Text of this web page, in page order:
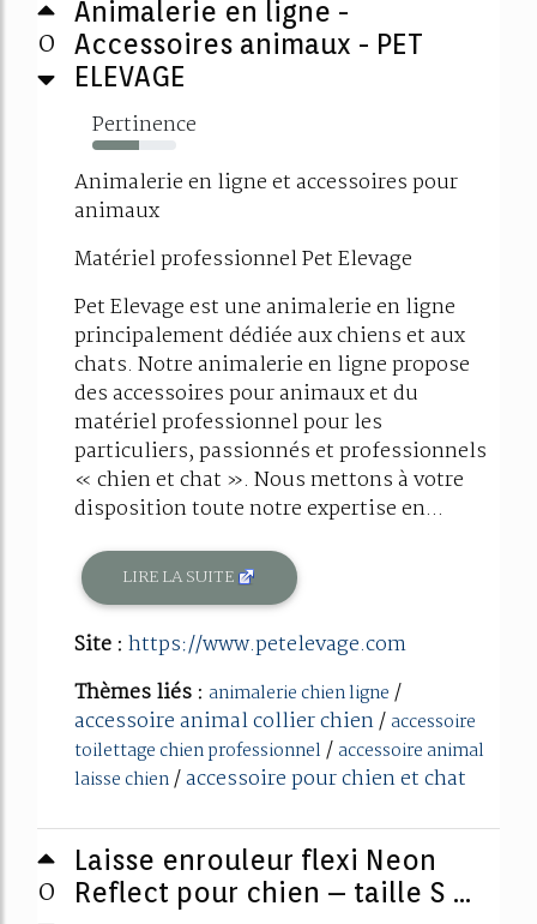
0
Animalerie en ligne -
Accessoires animaux - PET
ELEVAGE
Pertinence
56%
Animalerie en ligne et accessoires pour
animaux
Matériel professionnel Pet Elevage
Pet Elevage est une animalerie en ligne
principalement dédiée aux chiens et aux
chats. Notre animalerie en ligne propose
des accessoires pour animaux et du
matériel professionnel pour les
particuliers, passionnés et professionnels
« chien et chat ». Nous mettons à votre
disposition toute notre expertise en...
LIRE LA SUITE
Site : https://www.petelevage.com
Thèmes liés : animalerie chien ligne /
accessoire animal collier chien/ accessoire
toilettage chien professionnel / accessoire animal
laisse chien/accessoire pour chien et chat
0
Laisse enrouleur flexi Neon
Reflect pour chien – taille S ...